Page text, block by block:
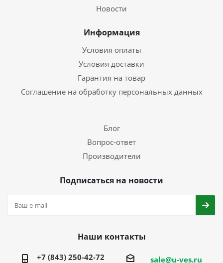
Новости
Информация
Условия оплаты
Условия доставки
Гарантия на товар
Соглашение на обработку персональных данных
Блог
Вопрос-ответ
Производители
Подписаться на новости
Наши контакты
+7 (843) 250-42-72 sale@u-ves.ru